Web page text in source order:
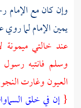
وإن كان مع
يمين الإمام لما
عند خالتيميمونة
وسلم فانتبه
العيون وغارت
{إن في خلق